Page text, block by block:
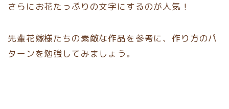
さらにお花たっぷりの文字にするのが人気！
先輩花嫁様たちの素敵な作品を参考に、作り方のパ
ターンを勉強してみましょう。